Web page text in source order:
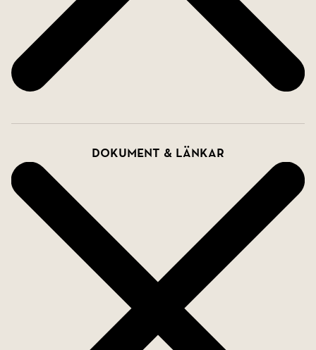
Dokument & länkar